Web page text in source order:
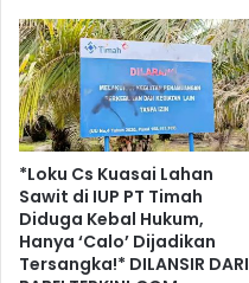
*Loku Cs Kuasai Lahan
Sawit di IUP PT Timah
Diduga Kebal Hukum,
Hanya ‘Calo’ Dijadikan
Tersangka!* DILANSIR DARI